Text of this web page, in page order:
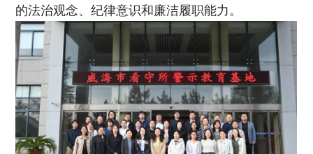
的法治观念、纪律意识和廉洁履职能力。